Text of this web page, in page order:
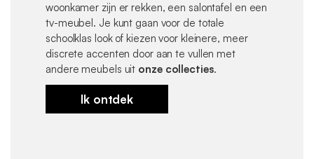
woonkamer zijn er rekken, een salontafel en een
tv-meubel. Je kunt gaan voor de totale
schoolklas look of kiezen voor kleinere, meer
discrete accenten door aan te vullen met
andere meubels uit onze collecties.
Ik ontdek